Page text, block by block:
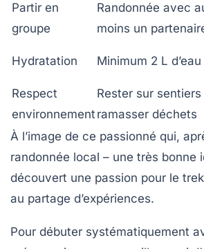
Partir en
groupe
Randonnée avec
moins un
Hydratation Minimum 2 L d’eau
Respect
environnement
Rester sur sentiers
ramasser déchets
À l’image de ce passionné qui,
randonnée local – une très bonne
découvert une passion pour le
au partage d’expériences.
Pour débuter systématiquement